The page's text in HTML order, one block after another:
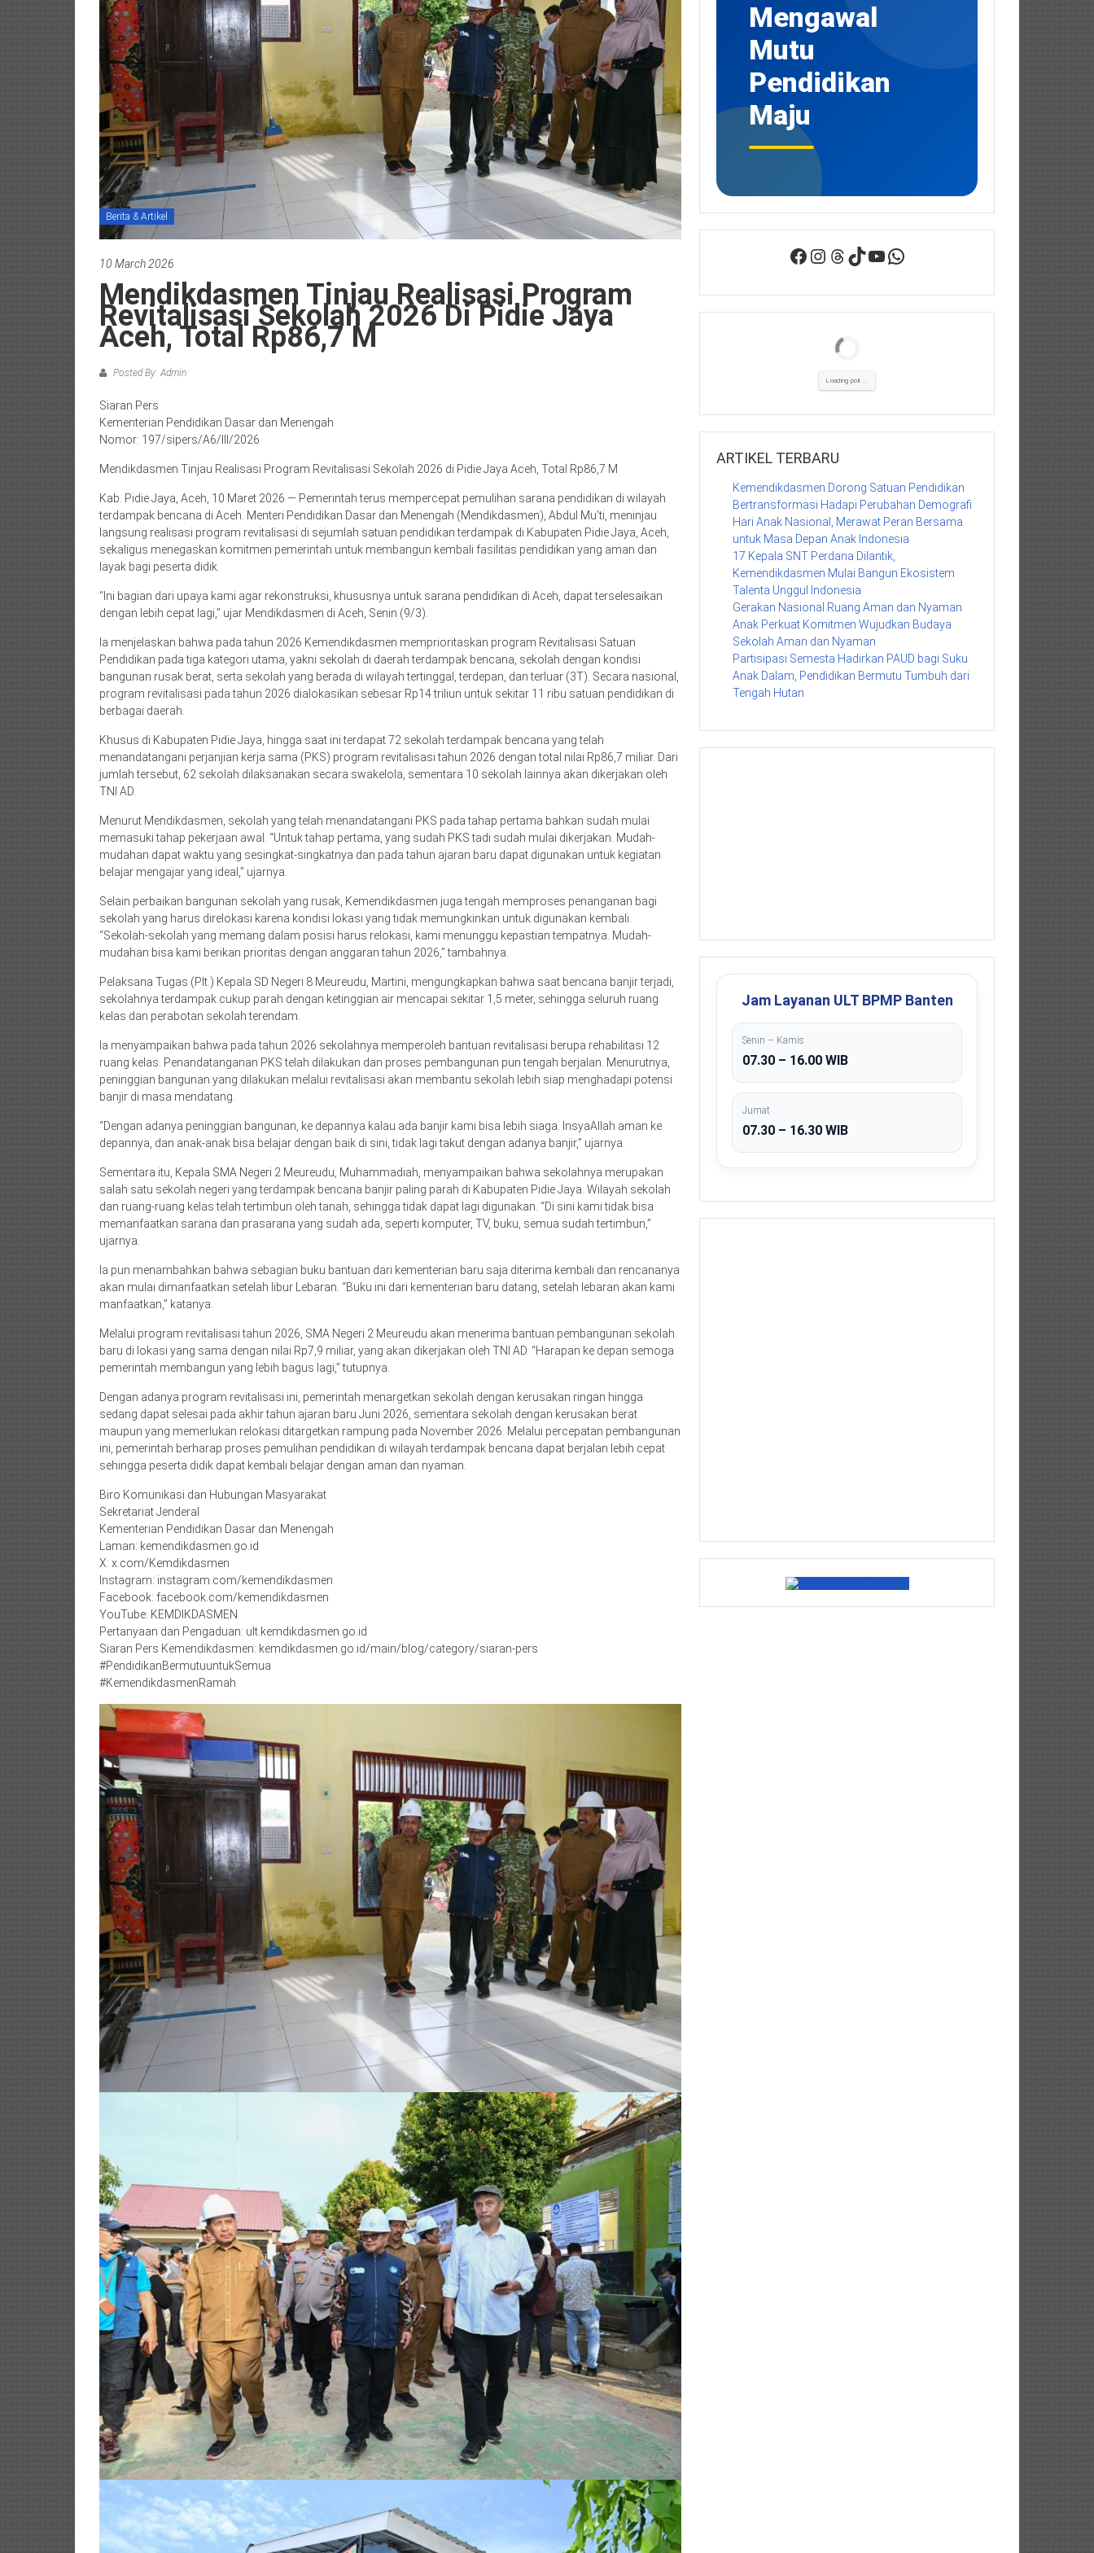
Berita & Artikel
10 March 2026
Mendikdasmen Tinjau Realisasi Program
Revitalisasi Sekolah 2026 Di Pidie Jaya
Aceh, Total Rp86,7 M
Posted By: Admin
Siaran Pers
Kementerian Pendidikan Dasar dan Menengah
Nomor: 197/sipers/A6/III/2026
Mendikdasmen Tinjau Realisasi Program Revitalisasi Sekolah 2026 di Pidie Jaya Aceh, Total Rp86,7 M
Kab. Pidie Jaya, Aceh, 10 Maret 2026 — Pemerintah terus mempercepat pemulihan sarana pendidikan di wilayah
terdampak bencana di Aceh. Menteri Pendidikan Dasar dan Menengah (Mendikdasmen), Abdul Mu’ti, meninjau
langsung realisasi program revitalisasi di sejumlah satuan pendidikan terdampak di Kabupaten Pidie Jaya, Aceh,
sekaligus menegaskan komitmen pemerintah untuk membangun kembali fasilitas pendidikan yang aman dan
layak bagi peserta didik.
“Ini bagian dari upaya kami agar rekonstruksi, khususnya untuk sarana pendidikan di Aceh, dapat terselesaikan
dengan lebih cepat lagi,” ujar Mendikdasmen di Aceh, Senin (9/3).
Ia menjelaskan bahwa pada tahun 2026 Kemendikdasmen memprioritaskan program Revitalisasi Satuan
Pendidikan pada tiga kategori utama, yakni sekolah di daerah terdampak bencana, sekolah dengan kondisi
bangunan rusak berat, serta sekolah yang berada di wilayah tertinggal, terdepan, dan terluar (3T). Secara nasional,
program revitalisasi pada tahun 2026 dialokasikan sebesar Rp14 triliun untuk sekitar 11 ribu satuan pendidikan di
berbagai daerah.
Khusus di Kabupaten Pidie Jaya, hingga saat ini terdapat 72 sekolah terdampak bencana yang telah
menandatangani perjanjian kerja sama (PKS) program revitalisasi tahun 2026 dengan total nilai Rp86,7 miliar. Dari
jumlah tersebut, 62 sekolah dilaksanakan secara swakelola, sementara 10 sekolah lainnya akan dikerjakan oleh
TNI AD.
Menurut Mendikdasmen, sekolah yang telah menandatangani PKS pada tahap pertama bahkan sudah mulai
memasuki tahap pekerjaan awal. “Untuk tahap pertama, yang sudah PKS tadi sudah mulai dikerjakan. Mudah-
mudahan dapat waktu yang sesingkat-singkatnya dan pada tahun ajaran baru dapat digunakan untuk kegiatan
belajar mengajar yang ideal,” ujarnya.
Selain perbaikan bangunan sekolah yang rusak, Kemendikdasmen juga tengah memproses penanganan bagi
sekolah yang harus direlokasi karena kondisi lokasi yang tidak memungkinkan untuk digunakan kembali.
“Sekolah-sekolah yang memang dalam posisi harus relokasi, kami menunggu kepastian tempatnya. Mudah-
mudahan bisa kami berikan prioritas dengan anggaran tahun 2026,” tambahnya.
Pelaksana Tugas (Plt.) Kepala SD Negeri 8 Meureudu, Martini, mengungkapkan bahwa saat bencana banjir terjadi,
sekolahnya terdampak cukup parah dengan ketinggian air mencapai sekitar 1,5 meter, sehingga seluruh ruang
kelas dan perabotan sekolah terendam.
Ia menyampaikan bahwa pada tahun 2026 sekolahnya memperoleh bantuan revitalisasi berupa rehabilitasi 12
ruang kelas. Penandatanganan PKS telah dilakukan dan proses pembangunan pun tengah berjalan. Menurutnya,
peninggian bangunan yang dilakukan melalui revitalisasi akan membantu sekolah lebih siap menghadapi potensi
banjir di masa mendatang.
“Dengan adanya peninggian bangunan, ke depannya kalau ada banjir kami bisa lebih siaga. InsyaAllah aman ke
depannya, dan anak-anak bisa belajar dengan baik di sini, tidak lagi takut dengan adanya banjir,” ujarnya.
Sementara itu, Kepala SMA Negeri 2 Meureudu, Muhammadiah, menyampaikan bahwa sekolahnya merupakan
salah satu sekolah negeri yang terdampak bencana banjir paling parah di Kabupaten Pidie Jaya. Wilayah sekolah
dan ruang-ruang kelas telah tertimbun oleh tanah, sehingga tidak dapat lagi digunakan. “Di sini kami tidak bisa
memanfaatkan sarana dan prasarana yang sudah ada, seperti komputer, TV, buku, semua sudah tertimbun,”
ujarnya.
Ia pun menambahkan bahwa sebagian buku bantuan dari kementerian baru saja diterima kembali dan rencananya
akan mulai dimanfaatkan setelah libur Lebaran. “Buku ini dari kementerian baru datang, setelah lebaran akan kami
manfaatkan,” katanya.
Melalui program revitalisasi tahun 2026, SMA Negeri 2 Meureudu akan menerima bantuan pembangunan sekolah
baru di lokasi yang sama dengan nilai Rp7,9 miliar, yang akan dikerjakan oleh TNI AD. “Harapan ke depan semoga
pemerintah membangun yang lebih bagus lagi,” tutupnya.
Dengan adanya program revitalisasi ini, pemerintah menargetkan sekolah dengan kerusakan ringan hingga
sedang dapat selesai pada akhir tahun ajaran baru Juni 2026, sementara sekolah dengan kerusakan berat
maupun yang memerlukan relokasi ditargetkan rampung pada November 2026. Melalui percepatan pembangunan
ini, pemerintah berharap proses pemulihan pendidikan di wilayah terdampak bencana dapat berjalan lebih cepat
sehingga peserta didik dapat kembali belajar dengan aman dan nyaman.
Biro Komunikasi dan Hubungan Masyarakat
Sekretariat Jenderal
Kementerian Pendidikan Dasar dan Menengah
Laman: kemendikdasmen.go.id
X: x.com/Kemdikdasmen
Instagram: instagram.com/kemendikdasmen
Facebook: facebook.com/kemendikdasmen
YouTube: KEMDIKDASMEN
Pertanyaan dan Pengaduan: ult.kemdikdasmen.go.id
Siaran Pers Kemendikdasmen: kemdikdasmen.go.id/main/blog/category/siaran-pers
#PendidikanBermutuuntukSemua
#KemendikdasmenRamah
Mengawal
Mutu
Pendidikan
Maju
Facebook
Instagram
Threads
TikTok
YouTube
WhatsApp
Loading poll ...
ARTIKEL TERBARU
Kemendikdasmen Dorong Satuan Pendidikan
Bertransformasi Hadapi Perubahan Demografi
Hari Anak Nasional, Merawat Peran Bersama
untuk Masa Depan Anak Indonesia
17 Kepala SNT Perdana Dilantik,
Kemendikdasmen Mulai Bangun Ekosistem
Talenta Unggul Indonesia
Gerakan Nasional Ruang Aman dan Nyaman
Anak Perkuat Komitmen Wujudkan Budaya
Sekolah Aman dan Nyaman
Partisipasi Semesta Hadirkan PAUD bagi Suku
Anak Dalam, Pendidikan Bermutu Tumbuh dari
Tengah Hutan
Jam Layanan ULT BPMP Banten
Senin – Kamis
07.30 – 16.00 WIB
Jumat
07.30 – 16.30 WIB